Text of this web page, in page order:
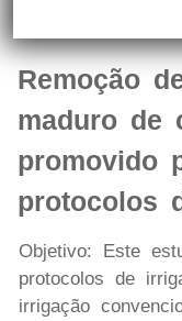
Remoção
maduro de
promovido
protocolos
Objetivo: Este
protocolos de
irrigação